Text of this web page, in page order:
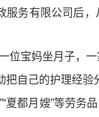
服务有限公司后
位宝妈坐月子，
把自己的护理经验
夏都月嫂”等劳